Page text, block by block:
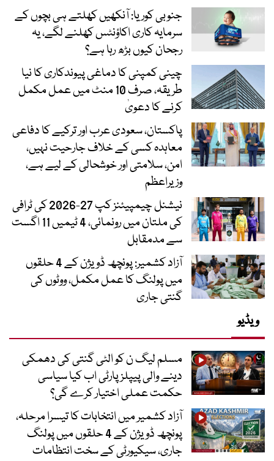
جنوبی کوریا: آنکھیں کھلتے ہی بچوں کے
سرمایہ کاری اکاؤنٹس کھلنے لگے، یہ
رجحان کیوں بڑھ رہا ہے؟
چینی کمپنی کا دماغی پیوندکاری کا نیا
طریقہ، صرف 10 منٹ میں عمل مکمل
کرنے کا دعویٰ
پاکستان، سعودی عرب اور ترکیے کا دفاعی
معاہدہ کسی کے خلاف جارحیت نہیں،
امن، سلامتی اور خوشحالی کے لیے ہے،
وزیراعظم
نیشنل چیمپیئنز کپ 27-2026 کی ٹرافی
کی ملتان میں رونمائی، 4 ٹیمیں 11 اگست
سے مدمقابل
آزاد کشمیر: پونچھ ڈویژن کے 4 حلقوں
میں پولنگ کا عمل مکمل، ووٹوں کی
گنتی جاری
ویڈیو
مسلم لیگ ن کو الٹی گنتی کی دھمکی
دینے والی پیپلز پارٹی اب کیا سیاسی
حکمت عملی اختیار کرے گی؟
آزاد کشمیر میں انتخابات کا تیسرا مرحلہ،
پونچھ ڈویژن کے 4 حلقوں میں پولنگ
جاری، سیکیورٹی کے سخت انتظامات